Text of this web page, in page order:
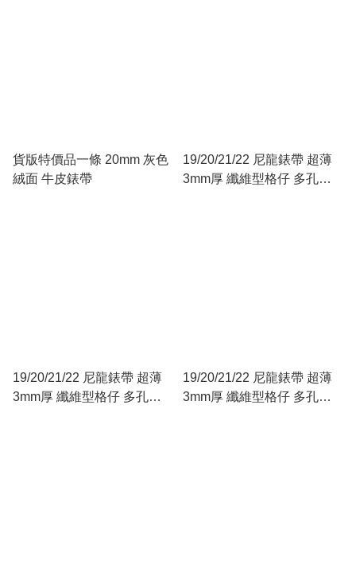
貨版特價品一條 20mm 灰色
絨面 牛皮錶帶
19/20/21/22 尼龍錶帶 超薄
3mm厚 纖維型格仔 多孔
19/20/21/22 尼龍錶帶 超薄
3mm厚 纖維型格仔 多孔
19/20/21/22 尼龍錶帶 超薄
3mm厚 纖維型格仔 多孔